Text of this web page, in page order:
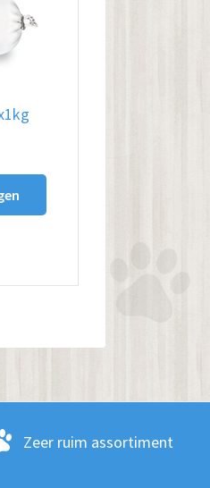
Zeer ruim assortiment